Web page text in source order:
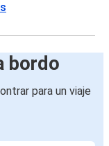
bordo
para un viaje